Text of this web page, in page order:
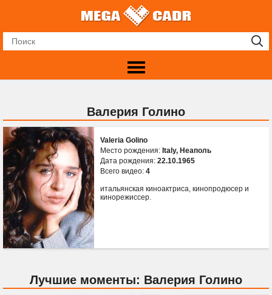
Валерия Голино
Valeria Golino
Место рождения: Italy, Неаполь
Дата рождения: 22.10.1965
Всего видео: 4
итальянская киноактриса, кинопродюсер и
кинорежиссер.
Лучшие моменты: Валерия Голино